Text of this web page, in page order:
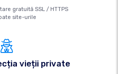
gratuită SSL / HTTPS
site-urile
vieții private